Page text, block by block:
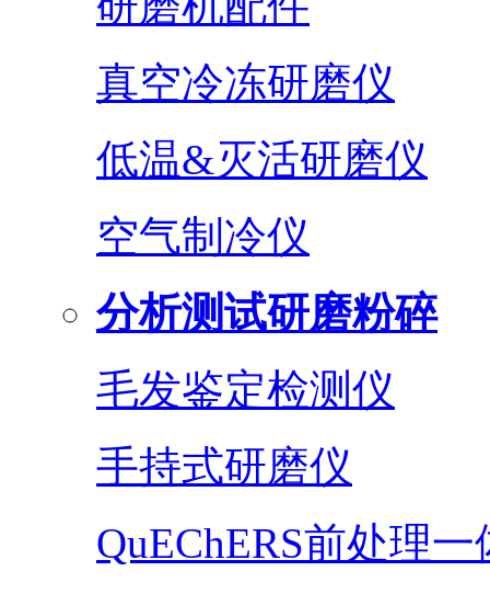
真空冷冻研磨仪
低温&灭活研磨仪
空气制冷仪
分析测试研磨粉碎
毛发鉴定检测仪
手持式研磨仪
QuEChERS前处理一